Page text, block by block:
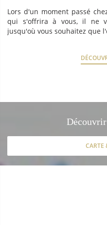
Lors d'un moment passé
qui s'offrira à vous, il ne
jusqu'où vous souhaitez que
CARTE